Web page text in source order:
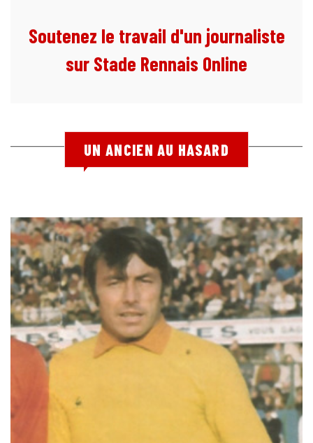
Soutenez le travail d'un journaliste
sur Stade Rennais Online
UN ANCIEN AU HASARD